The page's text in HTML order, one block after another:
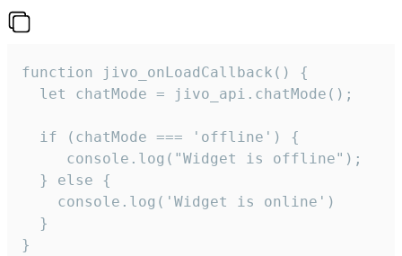
function jivo_onLoadCallback() {
  let chatMode = jivo_api.chatMode();
  if (chatMode === 'offline') {
     console.log("Widget is offline");
  } else {
    console.log('Widget is online')
  }
}